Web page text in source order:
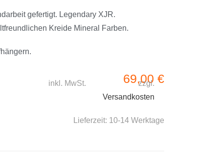
gefertigt. Legendary XJR.
Kreide Mineral Farben.
69,00 €
inkl. MwSt.
zzgl.
Versandkosten
Lieferzeit: 10-14 Werktage